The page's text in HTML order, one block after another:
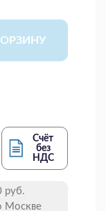
Счёт
без
НДС
руб.
Москве